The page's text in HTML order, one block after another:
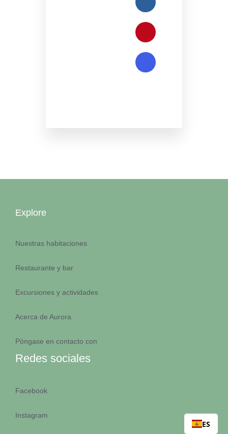
Explore
Nuestras habitaciones
Restaurante y bar
Excursiones y actividades
Acerca de Aurora
Póngase en contacto con
Redes sociales
Facebook
Instagram
ES